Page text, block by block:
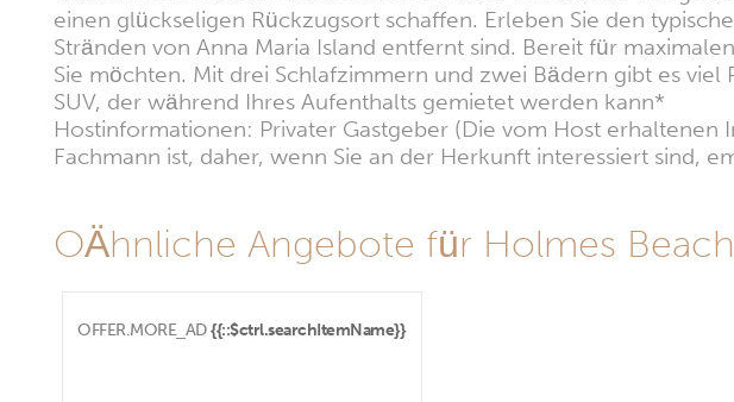
einen glückseligen Rückzugsort schaffen. Erleben Sie den
Stränden von Anna Maria Island entfernt sind. Bereit für
Sie möchten. Mit drei Schlafzimmern und zwei Bädern gibt es
SUV, der während Ihres Aufenthalts gemietet werden kann*
Hostinformationen: Privater Gastgeber (Die vom Host
Fachmann ist, daher, wenn Sie an der Herkunft interessiert sind,
OÄhnliche Angebote für Holmes
OFFER.MORE_AD {{::$ctrl.searchItemName}}